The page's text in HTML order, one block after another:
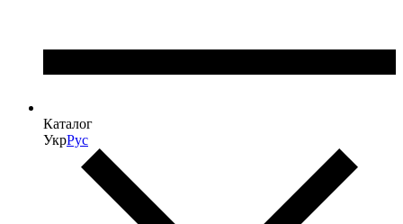
Каталог
УкрРус